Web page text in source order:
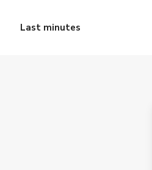
Last minutes